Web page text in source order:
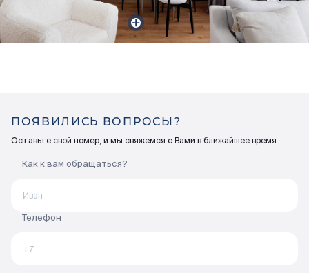
ПОЯВИЛИСЬ ВОПРОСЫ?
Оставьте свой номер, и мы свяжемся с Вами в ближайшее время
Как к вам обращаться?
Телефон